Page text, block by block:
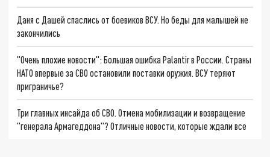
Даня с Дашей спаслись от боевиков ВСУ. Но беды для малышей не
закончились
"Очень плохие новости": Большая ошибка Palantir в России. Страны
НАТО впервые за СВО остановили поставки оружия. ВСУ теряют
приграничье?
Три главных инсайда об СВО. Отмена мобилизации и возвращение
"генерала Армагеддона"? Отличные новости, которые ждали все